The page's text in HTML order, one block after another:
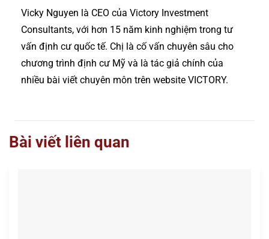
Vicky Nguyen là CEO của Victory Investment
Consultants, với hơn 15 năm kinh nghiệm trong tư
vấn định cư quốc tế. Chị là cố vấn chuyên sâu cho
chương trình định cư Mỹ và là tác giả chính của
nhiều bài viết chuyên môn trên website VICTORY.
Bài viết liên quan